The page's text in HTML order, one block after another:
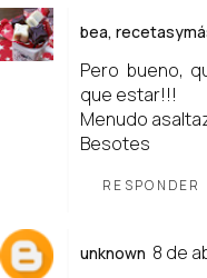
bea,
Pero bueno,
que estar!!!
Menudo
Besotes
RESPONDER
unknown 8 de